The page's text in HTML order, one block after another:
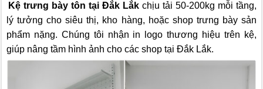
Kệ trưng bày tôn tại Đắk Lắk chịu tải 50-200kg mỗi tầng,
lý tưởng cho siêu thị, kho hàng, hoặc shop trưng bày sản
phẩm nặng. Chúng tôi nhận in logo thương hiệu trên kệ,
giúp nâng tầm hình ảnh cho các shop tại Đắk Lắk.